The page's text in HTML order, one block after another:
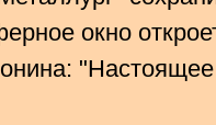
окно
"Настоящее